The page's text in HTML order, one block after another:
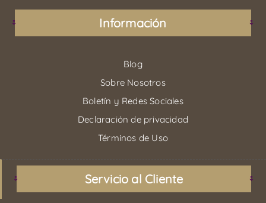
Información
Blog
Sobre Nosotros
Boletín y Redes Sociales
Declaración de privacidad
Términos de Uso
Servicio al Cliente